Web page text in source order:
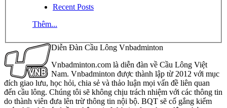
Recent Posts
Thêm...
Diễn Đàn Cầu Lông Vnbadminton
Vnbadminton.com là diễn đàn về Cầu Lông Việt
Nam. Vnbadminton được thành lập từ 2012 với mục
đích giao lưu, học hỏi, chia sẻ và thảo luận mọi vấn đề liên quan
đến cầu lông. Chúng tôi sẽ không chịu trách nhiệm với các thông tin
do thành viên đưa lên trừ thông tin nội bộ. BQT sẽ cố gắng kiểm